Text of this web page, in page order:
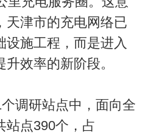
天津市的充电网络已
设施工程，而是进入
效率的新阶段。
调研站点中，面向全
站点390个，占